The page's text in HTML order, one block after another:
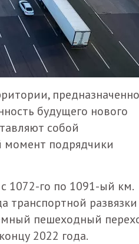
будущего нового
собой
подрядчики
1072-го по 1091-ый км.
транспортной развязки
пешеходный
2022 года.